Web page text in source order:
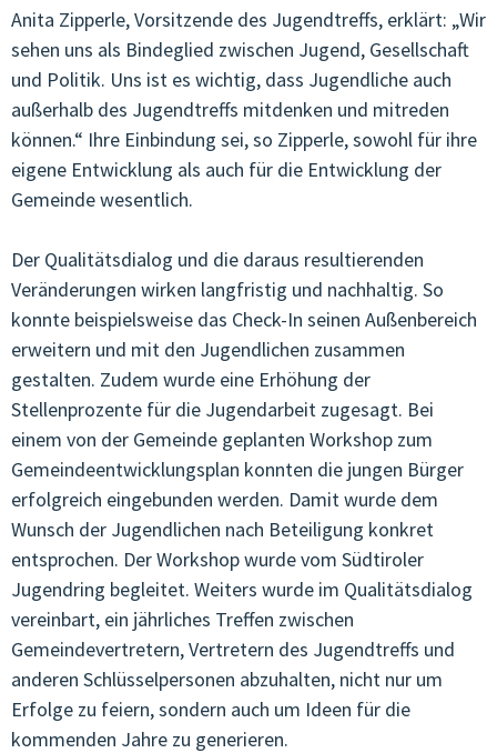
Anita Zipperle, Vorsitzende des Jugendtreffs, erklärt: „Wir
sehen uns als Bindeglied zwischen Jugend, Gesellschaft
und Politik. Uns ist es wichtig, dass Jugendliche auch
außerhalb des Jugendtreffs mitdenken und mitreden
können.“ Ihre Einbindung sei, so Zipperle, sowohl für ihre
eigene Entwicklung als auch für die Entwicklung der
Gemeinde wesentlich.
Der Qualitätsdialog und die daraus resultierenden
Veränderungen wirken langfristig und nachhaltig. So
konnte beispielsweise das Check-In seinen Außenbereich
erweitern und mit den Jugendlichen zusammen
gestalten. Zudem wurde eine Erhöhung der
Stellenprozente für die Jugendarbeit zugesagt. Bei
einem von der Gemeinde geplanten Workshop zum
Gemeindeentwicklungsplan konnten die jungen Bürger
erfolgreich eingebunden werden. Damit wurde dem
Wunsch der Jugendlichen nach Beteiligung konkret
entsprochen. Der Workshop wurde vom Südtiroler
Jugendring begleitet. Weiters wurde im Qualitätsdialog
vereinbart, ein jährliches Treffen zwischen
Gemeindevertretern, Vertretern des Jugendtreffs und
anderen Schlüsselpersonen abzuhalten, nicht nur um
Erfolge zu feiern, sondern auch um Ideen für die
kommenden Jahre zu generieren.